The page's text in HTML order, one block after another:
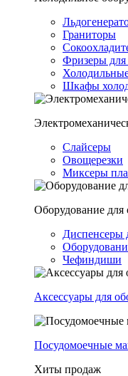
Граниторы
Фризеры для
Шкафы
Слайсеры
Овощерезки
Миксеры
Оборудование для
Диспенсеры
Чефиндиши
Аксессуары для
Посудомоечные
Хиты продаж